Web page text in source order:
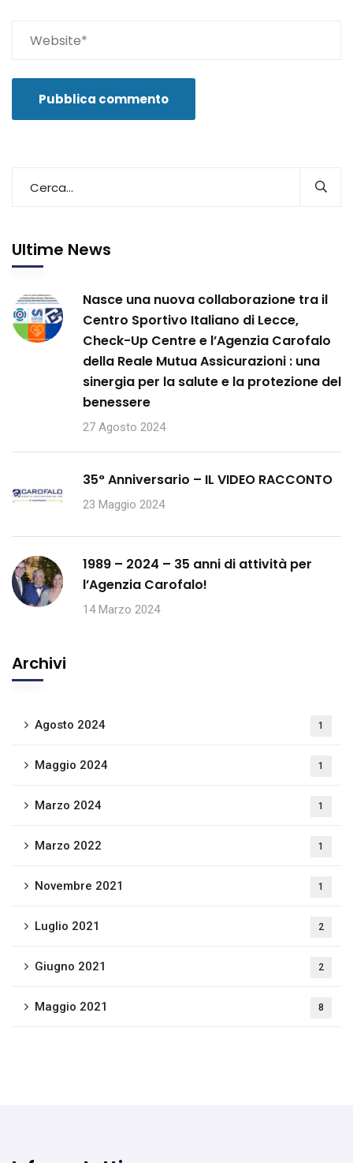
Ultime News
Nasce una nuova collaborazione tra il
Centro Sportivo Italiano di Lecce,
Check-Up Centre e l’Agenzia Carofalo
della Reale Mutua Assicurazioni : una
sinergia per la salute e la protezione del
benessere
27 Agosto 2024
35° Anniversario – IL VIDEO RACCONTO
23 Maggio 2024
1989 – 2024 – 35 anni di attività per
l’Agenzia Carofalo!
14 Marzo 2024
Archivi
Agosto 2024 1
Maggio 2024 1
Marzo 2024 1
Marzo 2022 1
Novembre 2021 1
Luglio 2021 2
Giugno 2021 2
Maggio 2021 8